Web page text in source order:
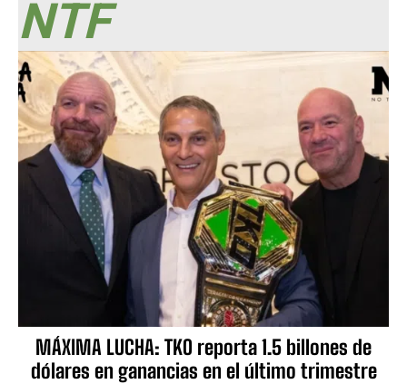
NTF
MÁXIMA LUCHA: TKO reporta 1.5 billones de
dólares en ganancias en el último trimestre